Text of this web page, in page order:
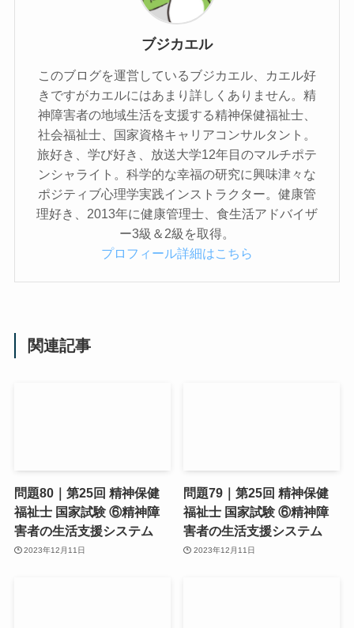
ブジカエル
このブログを運営しているブジカエル、カエル好
きですがカエルにはあまり詳しくありません。精
神障害者の地域生活を支援する精神保健福祉士、
社会福祉士、国家資格キャリアコンサルタント。
旅好き、学び好き、放送大学12年目のマルチポテ
ンシャライト。科学的な幸福の研究に興味津々な
ポジティブ心理学実践インストラクター。健康管
理好き、2013年に健康管理士、食生活アドバイザ
ー3級＆2級を取得。
プロフィール詳細はこちら
関連記事
問題80｜第25回 精神保健
福祉士 国家試験 ⑥精神障
害者の生活支援システム
2023年12月11日
問題79｜第25回 精神保健
福祉士 国家試験 ⑥精神障
害者の生活支援システム
2023年12月11日